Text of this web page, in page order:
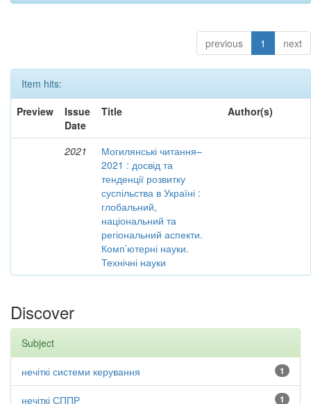
previous 1 next
Item hits:
Preview
Issue
Date
Title Author(s)
2021
Могилянські читання–
2021 : досвід та
тенденції розвитку
суспільства в Україні :
глобальний,
національний та
регіональний аспекти.
Комп’ютерні науки.
Технічні науки
Discover
Subject
1
нечіткі системи керування
1
нечіткі СППР